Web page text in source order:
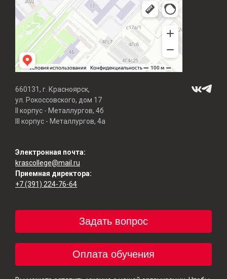
660131, г. Красноярск,
ул. Рокоссовского, дом 17
II корпус - Металлургов, 4б
III корпус - Металлургов, 4а
Электронная почта:
krascollege@mail.ru
Приемная директора:
+7 (391) 224-76-64
Задать вопрос
Оплата обучения